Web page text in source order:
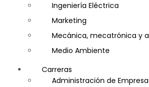
Ingeniería Eléctrica
Marketing
Mecánica, mecatrónica y
Medio Ambiente
Minería e Hidrocarburos
Salud y Psicología
Carreras
Administración de